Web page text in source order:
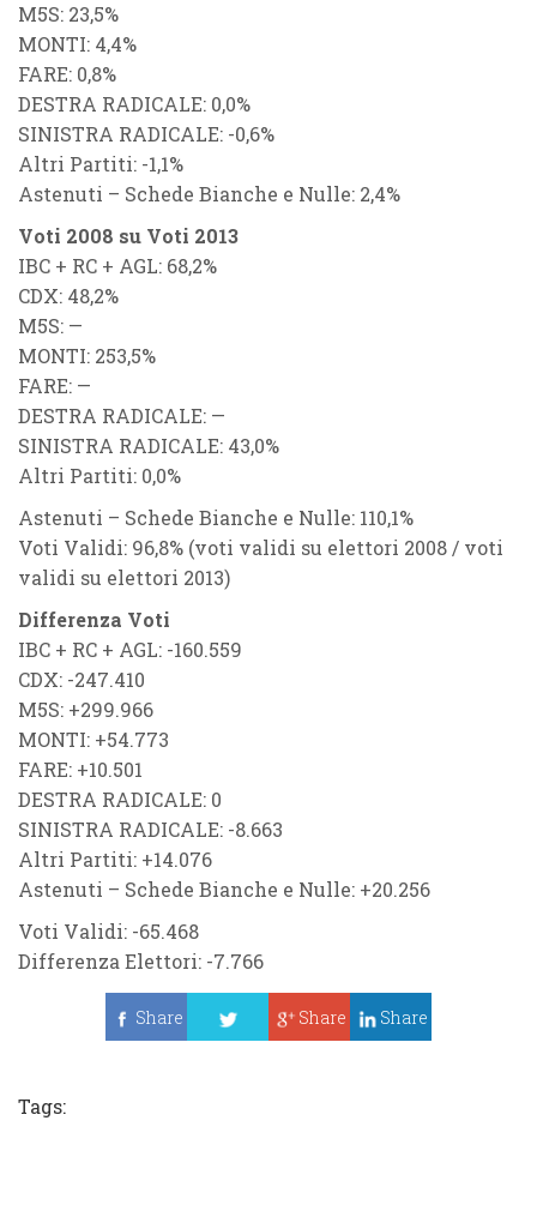
M5S: 23,5%
MONTI: 4,4%
FARE: 0,8%
DESTRA RADICALE: 0,0%
SINISTRA RADICALE: -0,6%
Altri Partiti: -1,1%
Astenuti – Schede Bianche e Nulle: 2,4%
Voti 2008 su Voti 2013
IBC + RC + AGL: 68,2%
CDX: 48,2%
M5S: —
MONTI: 253,5%
FARE: —
DESTRA RADICALE: —
SINISTRA RADICALE: 43,0%
Altri Partiti: 0,0%
Astenuti – Schede Bianche e Nulle: 110,1%
Voti Validi: 96,8% (voti validi su elettori 2008 / voti
validi su elettori 2013)
Differenza Voti
IBC + RC + AGL: -160.559
CDX: -247.410
M5S: +299.966
MONTI: +54.773
FARE: +10.501
DESTRA RADICALE: 0
SINISTRA RADICALE: -8.663
Altri Partiti: +14.076
Astenuti – Schede Bianche e Nulle: +20.256
Voti Validi: -65.468
Differenza Elettori: -7.766
Share
Share Share
Tags: